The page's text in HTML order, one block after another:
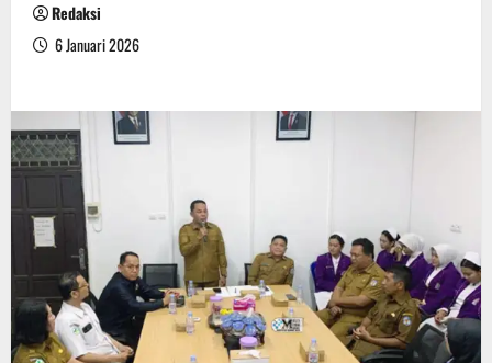
Redaksi
6 Januari 2026